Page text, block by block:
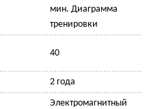
мин. Диаграмма
тренировки
40
2 года
Электромагнитный